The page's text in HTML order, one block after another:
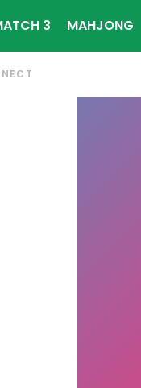
3 MAHJONG